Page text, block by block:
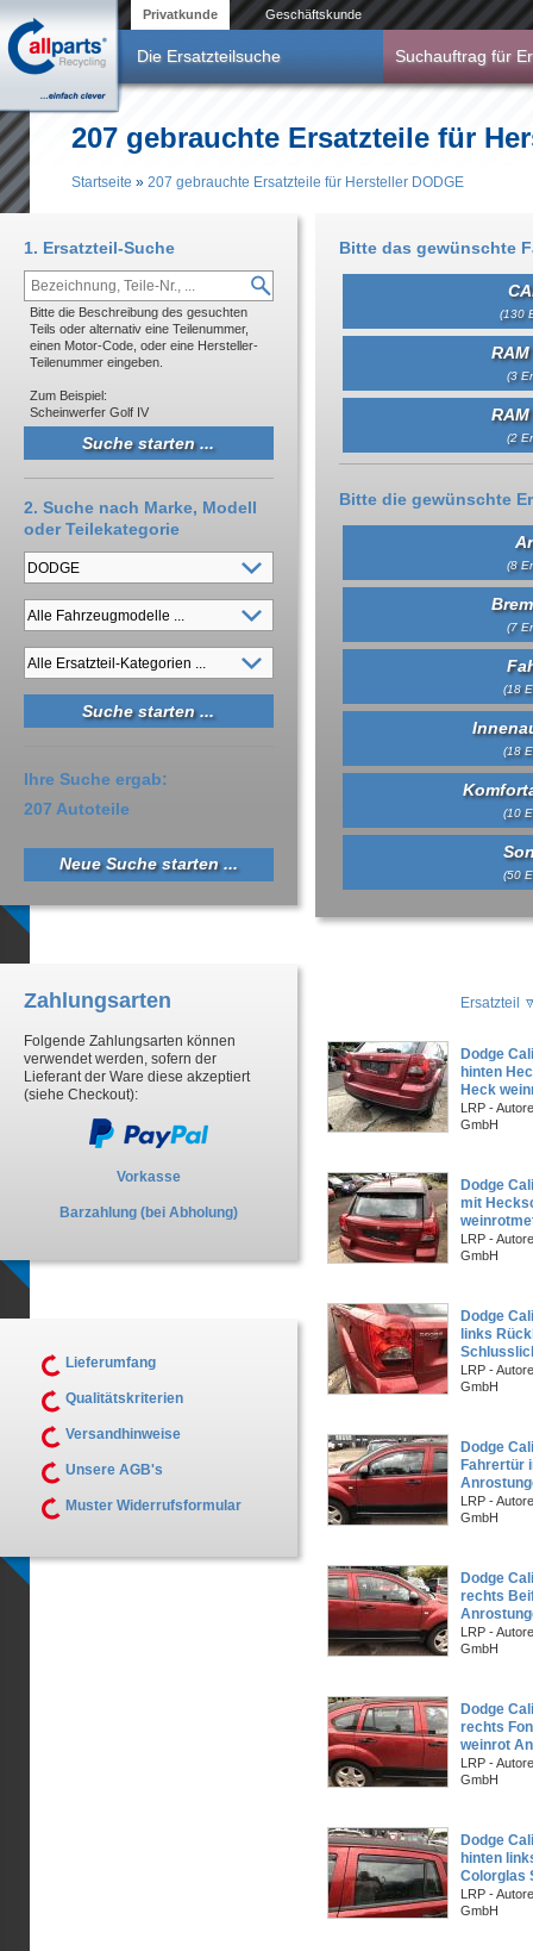
Privatkunde Geschäftskunde
Die Ersatzteilsuche Suchauftrag für
207 gebrauchte Ersatzteile für
Startseite » 207 gebrauchte Ersatzteile für Hersteller DODGE
Bitte das gewünschte
(130
(3
(2
Bitte die gewünschte
(8
(7
(18
(18
(10
(50
Ersatzteil
Dodge
hinten
Heck
LRP -
GmbH
Dodge
mit
LRP -
GmbH
Dodge
links
LRP -
GmbH
Dodge
Fahrertür
LRP -
GmbH
Dodge
rechts
LRP -
GmbH
Dodge
rechts
weinrot
LRP -
GmbH
Dodge
hinten
Colorglas
LRP -
GmbH
1. Ersatzteil-Suche
Bitte die Beschreibung des gesuchten
Teils oder alternativ eine Teilenummer,
einen Motor-Code, oder eine Hersteller-
Teilenummer eingeben.
Zum Beispiel:
Scheinwerfer Golf IV
2. Suche nach Marke, Modell
oder Teilekategorie
Ihre Suche ergab:
207 Autoteile
Neue Suche starten ...
Zahlungsarten
Folgende Zahlungsarten können
verwendet werden, sofern der
Lieferant der Ware diese akzeptiert
(siehe Checkout):
Vorkasse
Barzahlung (bei Abholung)
Lieferumfang
Qualitätskriterien
Versandhinweise
Unsere AGB's
Muster Widerrufsformular